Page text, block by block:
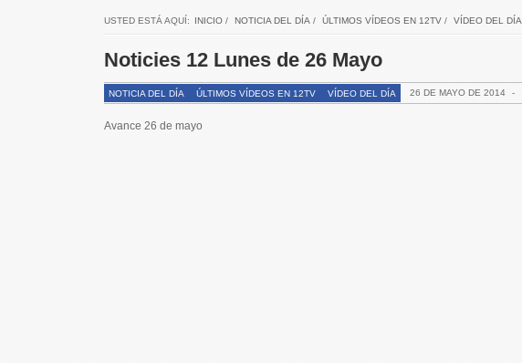
USTED ESTÁ AQUÍ: INICIO/ NOTICIA DEL DÍA / ÚLTIMOS VÍDEOS EN 12TV/ VÍDEO DEL DÍA
Noticies 12 Lunes de 26 Mayo
NOTICIA DEL DÍA ÚLTIMOS VÍDEOS EN 12TV VÍDEO DEL DÍA 26 DE MAYO DE 2014 -
Avance 26 de mayo